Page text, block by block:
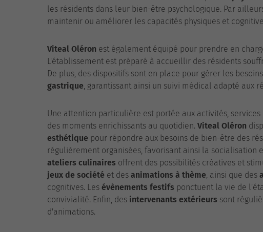
les résidents dans leur bien-être psychologique. Par
maintenir ou améliorer les capacités physiques et
Viteal Oléron est également équipé pour prendre en
L'établissement est préparé à accueillir des résidents
De plus, des dispositifs sont en place pour gérer les
gastrique, garantissant ainsi un suivi médical adapté aux
Une attention particulière est portée aux activités,
des moments enrichissants au quotidien. Viteal Oléron
esthétique pour répondre aux besoins de bien-être des
régulièrement organisées, favorisant ainsi la socialisation
ateliers culinaires offrent des possibilités créatives et
jeux de société et des animations à thème, ainsi que des
cognitives. Les évènements festifs ponctuent la vie de
convivialité. Enfin, des intervenants extérieurs sont
d'animations.